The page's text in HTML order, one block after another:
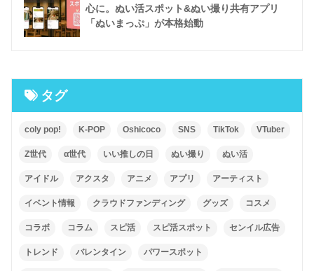
心に。ぬい活スポット&ぬい撮り共有アプリ
「ぬいまっぷ」が本格始動
タグ
coly pop! K-POP Oshicoco SNS TikTok VTuber
Z世代 α世代 いい推しの日 ぬい撮り ぬい活
アイドル アクスタ アニメ アプリ アーティスト
イベント情報 クラウドファンディング グッズ コスメ
コラボ コラム スピ活 スピ活スポット センイル広告
トレンド バレンタイン パワースポット